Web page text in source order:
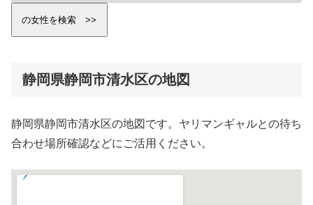
静岡県静岡市清水区の地図
静岡県静岡市清水区の地図です。ヤリマンギャルとの待ち
合わせ場所確認などにご活用ください。